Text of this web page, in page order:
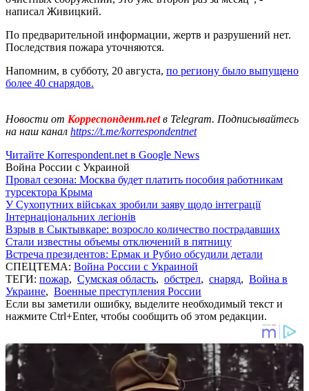
написал Живицкий.
По предварительной информации, жертв и разрушений нет.
Последствия пожара уточняются.
Напомним, в субботу, 20 августа, по региону было выпущено
более 40 снарядов.
Новости от Корреспондент.netв Telegram. Подписывайтесь
на наш канал https://t.me/korrespondentnet
Читайте Korrespondent.net в Google News
Война России с Украиной
Провал сезона: Москва будет платить пособия работникам
турсектора Крыма
У Сухопутних військах зробили заяву щодо інтеграції
Інтернаціональних легіонів
Взрыв в Сыктывкаре: возросло количество пострадавших
Стали известны объемы отключений в пятницу
Встреча президентов: Ермак и Рубио обсудили детали
СПЕЦТЕМА: Война России с Украиной
ТЕГИ: пожар, Сумская область, обстрел, снаряд, Война в
Украине, Военные преступления России
Если вы заметили ошибку, выделите необходимый текст и
нажмите Ctrl+Enter, чтобы сообщить об этом редакции.